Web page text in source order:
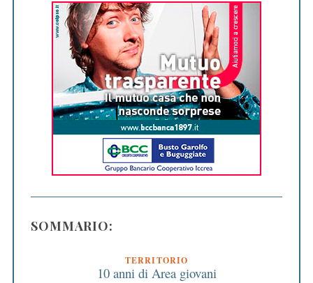
SOMMARIO:
TERRITORIO
10 anni di Area giovani